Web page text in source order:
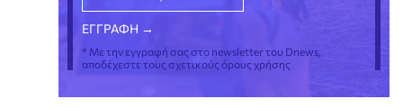
* Με την εγγραφή σας στο newsletter του Dnews,
αποδέχεστε τους σχετικούς όρους χρήσης